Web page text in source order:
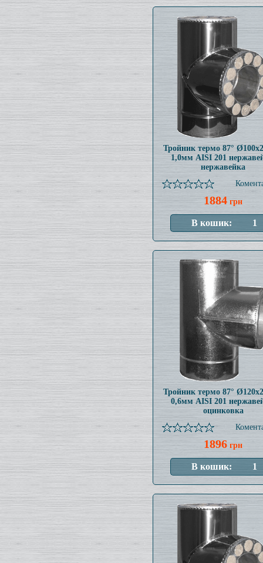
Тройник термо 87°
1,0мм AISI 201
нержавейка
1884 грн
Тройник термо 87°
0,6мм AISI 201
оцинковка
1896 грн